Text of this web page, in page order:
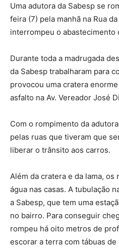
Uma adutora da Sabesp se
feira (7) pela manhã na Rua
interrompeu o abastecimento
Durante toda a madrugada
da Sabesp trabalharam para
provocou uma cratera
asfalto na Av. Vereador José
Com o rompimento da
pelas ruas que tiveram que
liberar o trânsito aos carros.
Além da cratera e da lama, os
água nas casas. A tubulação
a Sabesp, que tem uma
no bairro. Para conseguir
rompeu há oito metros de
escorar a terra com tábuas